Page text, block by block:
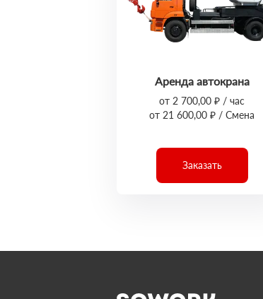
Аренда автокрана
от 2 700,00 ₽ / час
от 21 600,00 ₽ / Смена
Заказать